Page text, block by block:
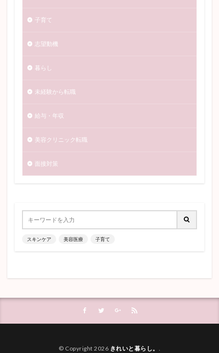
子育て
志望動機
暮らし
未経験から転職
給与・年収
美容クリニック転職
面接対策
スキンケア 美容医療 子育て
© Copyright 2026 きれいと暮らし。